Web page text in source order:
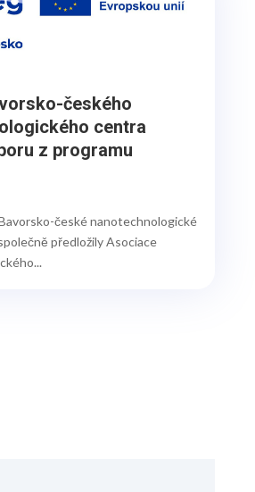
českého
centra
z programu
české nanotechnologické
předložily Asociace